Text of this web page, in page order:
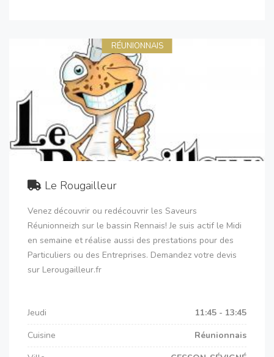
RÉUNIONNAIS
Le Rougailleur
Venez découvrir ou redécouvrir les Saveurs
Réunionneizh sur le bassin Rennais! Je suis actif le Midi
en semaine et réalise aussi des prestations pour des
Particuliers ou des Entreprises. Demandez votre devis
sur Lerougailleur.fr
Jeudi
11:45 - 13:45
Cuisine
Réunionnais